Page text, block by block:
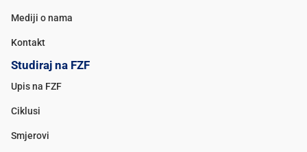
Mediji o nama
Kontakt
Studiraj na FZF
Upis na FZF
Ciklusi
Smjerovi